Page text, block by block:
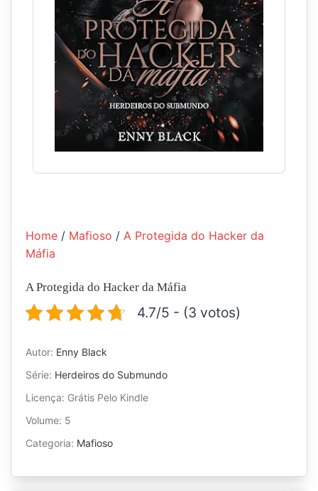
Home / Mafioso / A Protegida do Hacker da
Máfia
A Protegida do Hacker da Máfia
4.7/5 - (3 votos)
Autor: Enny Black
Série: Herdeiros do Submundo
Licença: Grátis Pelo Kindle
Volume: 5
Categoria: Mafioso